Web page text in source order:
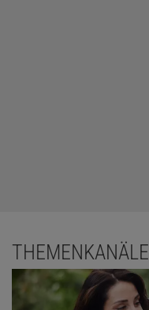
THEMENKANÄLE